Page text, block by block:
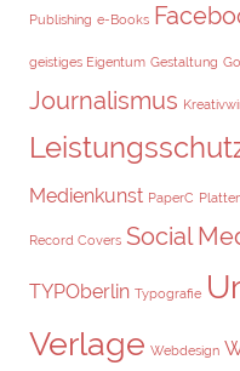
Publishing e-Books
geistiges Eigentum Gestaltung
Journalismus
Medienkunst PaperC
Record Covers Social
TYPOberlin Typografie
Verlage Webdesign